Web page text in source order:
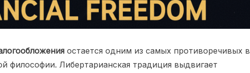
остается одним из самых противоречивых в
философии. Либертарианская традиция выдвигает